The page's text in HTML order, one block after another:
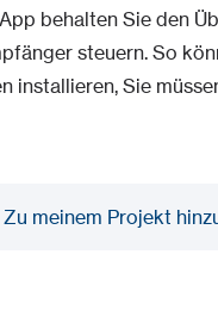
behalten Sie den
steuern. So
installieren, Sie
Zu meinem Projekt